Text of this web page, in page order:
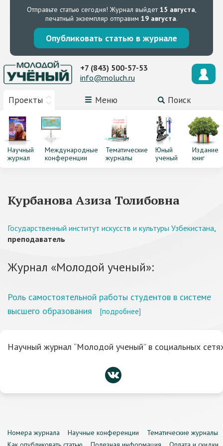
Отправьте статью сегодня! Журнал выйдет15 августа,
печатный экземпляр отправим 19 августа.
Опубликовать статью в журнале
Проекты Меню Поиск
+7 (843) 500-57-53
info@moluch.ru
Научный
журнал
Международные
конференции
Тематические
журналы
Юный
ученый
Издание
книг
Курбанова Азиза Толибовна
Государственный институт искусств и культуры Узбекистана,
преподаватель
Журнал «Молодой ученый»:
Роль самостоятельной работы студентов в системе
высшего образования
[подробнее]
Научный журнал “Молодой ученый” в социальных
Номера журнала Научные конференции
Тематические журналы